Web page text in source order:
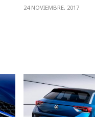
24 NOVIEMBRE, 2017
VER NOTA